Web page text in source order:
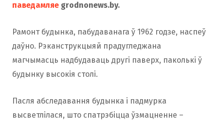
паведамляе grodnonews.by.
Рамонт будынка, пабудаванага ў 1962 годзе, наспеў
даўно. Рэканструкцыяй прадугледжана
магчымасць надбудаваць другі паверх, паколькі ў
будынку высокія столі.
Пасля абследавання будынка і падмурка
высветлілася, што спатрэбіцца ўзмацненне –